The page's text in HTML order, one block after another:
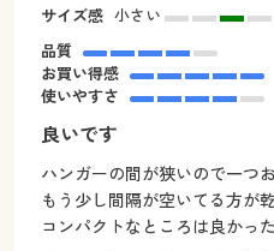
サイズ感 小さい
品質
お買い得感
使いやすさ
良いです
ハンガーの間が狭いので一つ
もう少し間隔が空いてる方が
コンパクトなところは良かった